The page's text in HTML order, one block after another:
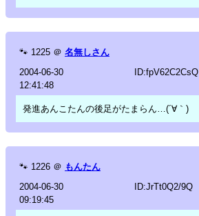
🐾 1225 ＠ 名無しさん
2004-06-30
12:41:48
ID:fpV62C2CsQ
発進あんこたんの後足がたまらん…(´∀｀)
🐾 1226 ＠ もんたん
2004-06-30
09:19:45
ID:JrTt0Q2/9Q